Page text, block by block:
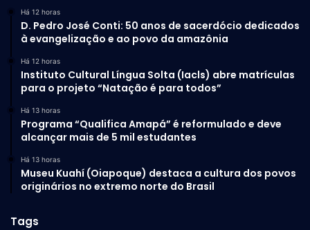
Há 12 horas
D. Pedro José Conti: 50 anos de sacerdócio dedicados
à evangelização e ao povo da amazônia
Há 12 horas
Instituto Cultural Língua Solta (Iacls) abre matrículas
para o projeto “Natação é para todos”
Há 13 horas
Programa “Qualifica Amapá” é reformulado e deve
alcançar mais de 5 mil estudantes
Há 13 horas
Museu Kuahí (Oiapoque) destaca a cultura dos povos
originários no extremo norte do Brasil
Tags